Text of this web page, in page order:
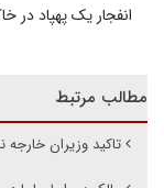
انفجار یک پهپاد در
مطالب مرتبط
تاکید وزیران